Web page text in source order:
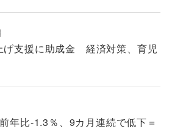
げ支援に助成金 経済対策、育児
年比‐1.3％、9カ月連続で低下＝